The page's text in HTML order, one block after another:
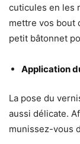
cuticules en les
mettre vos bout
petit bâtonnet
Application
La pose du
aussi délicate.
munissez-vous